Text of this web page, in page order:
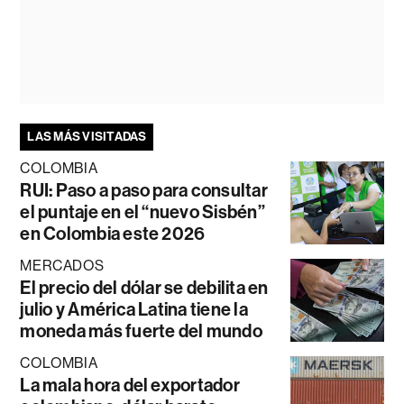
LAS MÁS VISITADAS
COLOMBIA
RUI: Paso a paso para consultar
el puntaje en el “nuevo Sisbén”
en Colombia este 2026
MERCADOS
El precio del dólar se debilita en
julio y América Latina tiene la
moneda más fuerte del mundo
COLOMBIA
La mala hora del exportador